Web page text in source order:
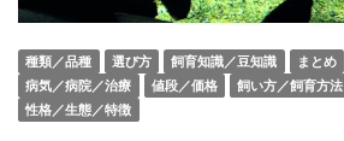
種類／品種 選び方 飼育知識／豆知識 まとめ
病気／病院／治療
値段／価格 飼い方／飼育方法
性格／生態／特徴